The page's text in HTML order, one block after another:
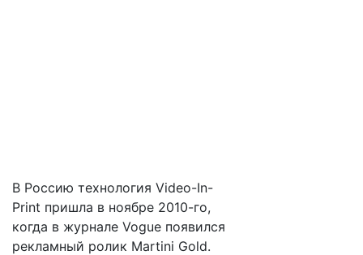
В Россию технология Video-In-
Print пришла в ноябре 2010-го,
когда в журнале Vogue появился
рекламный ролик Martini Gold.